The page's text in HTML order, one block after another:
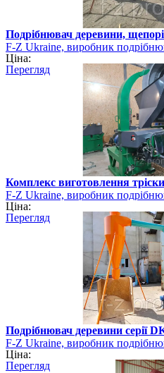
Подрібнювач деревини,
F-Z Ukraine, виробник
виготовлення біопалива
Ціна:
Перегляд
Комплекс виготовлення
F-Z Ukraine, виробник
виготовлення біопалива
Ціна:
Перегляд
Подрібнювач деревини серії
F-Z Ukraine, виробник
виготовлення біопалива
Ціна:
Перегляд